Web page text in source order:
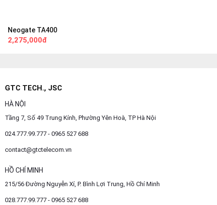
Neogate TA400
2,275,000đ
GTC TECH., JSC
HÀ NỘI
Tầng 7, Số 49 Trung Kính, Phường Yên Hoà, TP Hà Nội
024.777.99.777 - 0965 527 688
contact@gtctelecom.vn
HỒ CHÍ MINH
215/56 Đường Nguyễn Xí, P. Bình Lợi Trung, Hồ Chí Minh
028.777.99.777 - 0965 527 688